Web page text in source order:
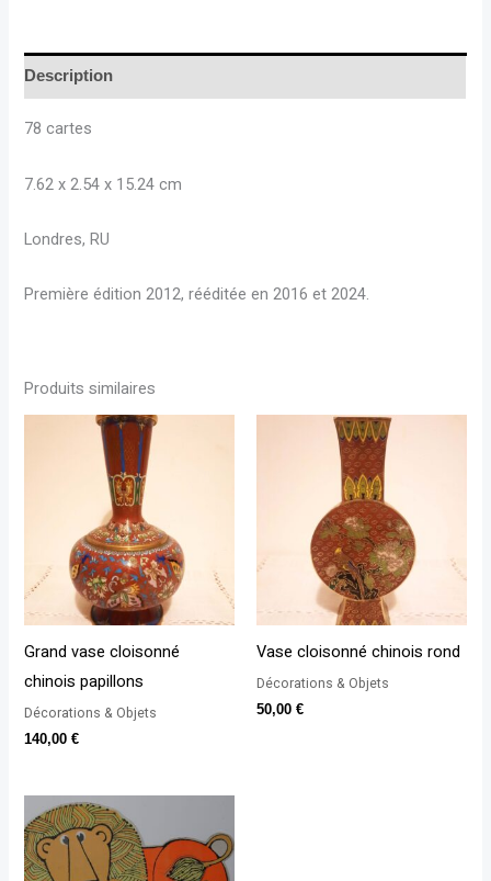
Description
78 cartes
7.62 x 2.54 x 15.24 cm
Londres, RU
Première édition 2012, rééditée en 2016 et 2024.
Produits similaires
Grand vase cloisonné
chinois papillons
Décorations & Objets
140,00€
Vase cloisonné chinois rond
Décorations & Objets
50,00 €